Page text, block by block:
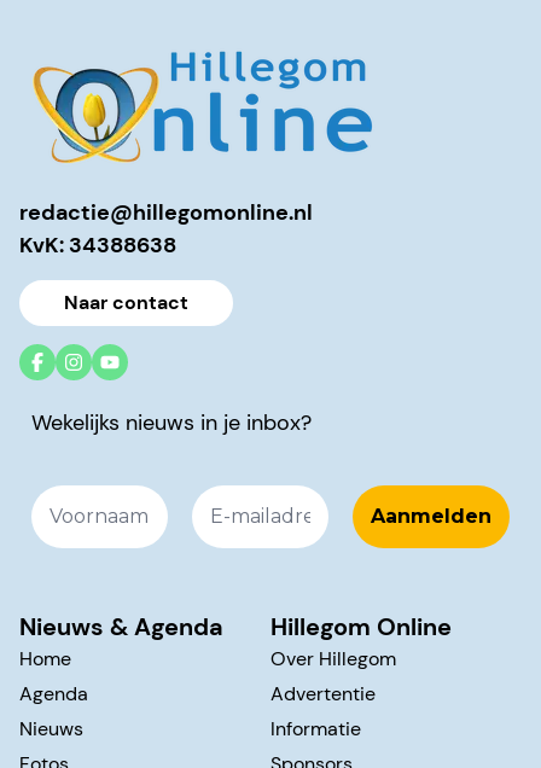
redactie@hillegomonline.nl
KvK: 34388638
Naar contact
Wekelijks nieuws in je inbox?
Nieuws & Agenda
Home
Agenda
Nieuws
Hillegom Online
Over Hillegom
Advertentie
Informatie